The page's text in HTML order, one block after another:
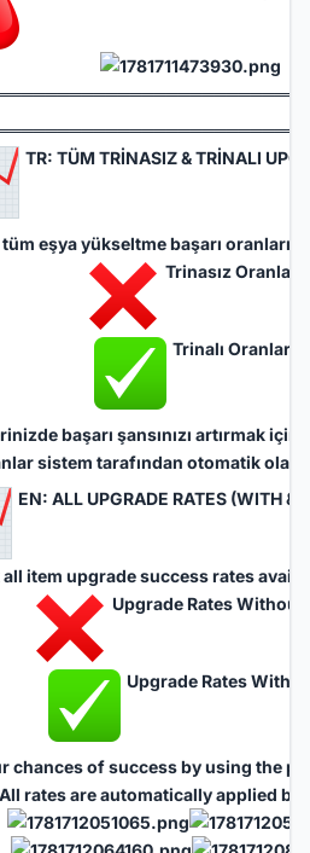
TR: TÜM TRİNASIZ & TRİNALI
eşya yükseltme başarı
Trinasız Oranlar
Trinalı Oranlar
başarı şansınızı artırmak
sistem tarafından otomatik
EN: ALL UPGRADE RATES (WITH &
item upgrade success rates
Upgrade Rates Without
Upgrade Rates With
chances of success by using the
rates are automatically applied by